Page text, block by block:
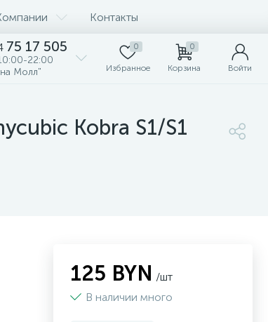
Контакты
75 17 505
22:00
Молл"
0
Избранное
0
Корзина Войти
Kobra S1/S1
125 BYN /шт
В наличии много